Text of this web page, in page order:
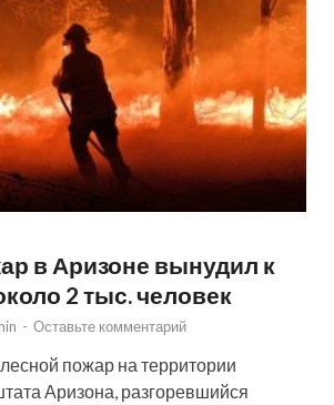
в Аризоне вынудил к
2 тыс. человек
- Оставьте комментарий
пожар на территории
Аризона, разгоревшийся